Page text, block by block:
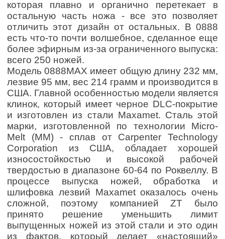
которая плавно и органично перетекает в
остальную часть ножа - все это позволяет
отличить этот дизайн от остальных. В 0888
есть что-то почти волшебное, сделанное еще
более эфирным из-за ограниченного выпуска:
всего 250 ножей.
Модель 0888MAX имеет общую длину 232 мм,
лезвие 95 мм, вес 214 грамм и производится в
США. Главной особенностью модели является
клинок, который имеет черное DLC-покрытие
и изготовлен ​​из стали Maxamet. Сталь этой
марки, изготовленной по технологии Micro-
Melt (MM) - сплав от Carpenter Technology
Corporation из США, обладает хорошей
износостойкостью и высокой рабочей
твердостью в диапазоне 60-64 по Роквеллу. В
процессе выпуска ножей, обработка и
шлифовка лезвий Maxamet оказалось очень
сложной, поэтому компанией ZT было
принято решение уменьшить лимит
выпущенных ножей из этой стали и это один
из фактов, который делает «настоящий»